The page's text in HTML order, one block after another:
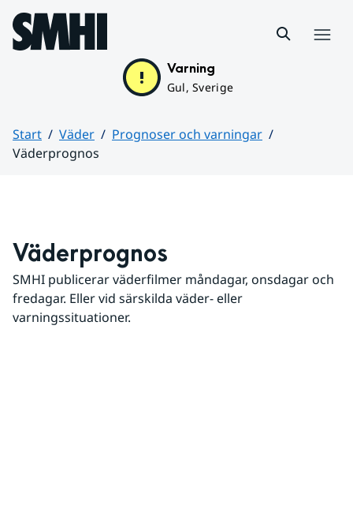
Hoppa till sidans innehåll
Varning
Gul, Sverige
Start Väder
Prognoser och varningar
Väderprognos
Väderprognos
SMHI publicerar väderfilmer måndagar, onsdagar och
fredagar. Eller vid särskilda väder- eller
varningssituationer.